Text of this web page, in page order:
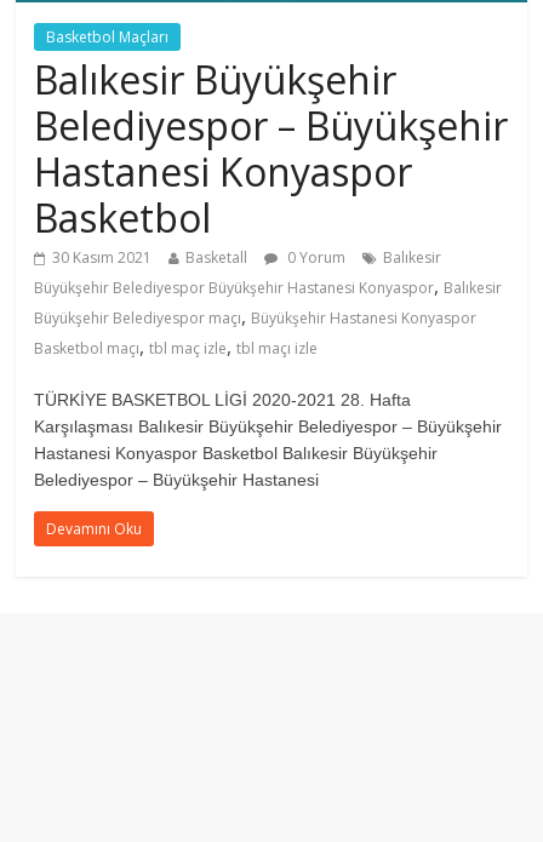
Basketbol Maçları
Balıkesir Büyükşehir
Belediyespor – Büyükşehir
Hastanesi Konyaspor
Basketbol
30 Kasım 2021 Basketall 0 Yorum
Balıkesir
Büyükşehir Belediyespor Büyükşehir Hastanesi Konyaspor, Balıkesir
Büyükşehir Belediyespor maçı, Büyükşehir Hastanesi Konyaspor
Basketbol maçı,tbl maç izle,tbl maçı izle
TÜRKİYE BASKETBOL LİGİ 2020-2021 28. Hafta
Karşılaşması Balıkesir Büyükşehir Belediyespor – Büyükşehir
Hastanesi Konyaspor Basketbol Balıkesir Büyükşehir
Belediyespor – Büyükşehir Hastanesi
Devamını Oku